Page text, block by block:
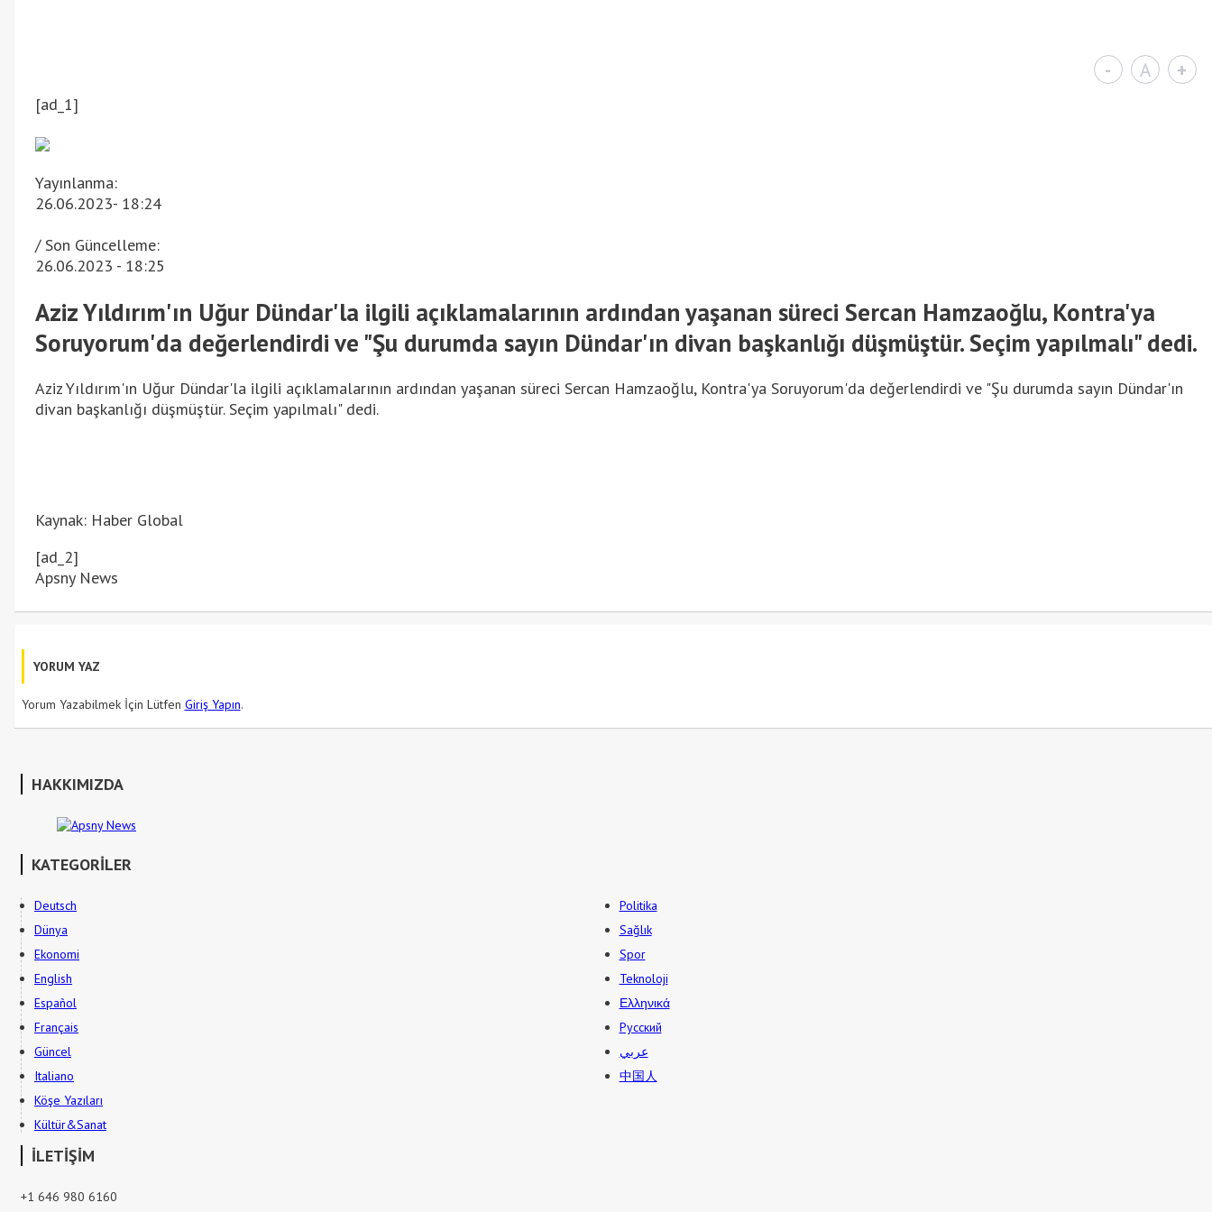
- A +
[ad_1]
Yayınlanma:
26.06.2023- 18:24
/ Son Güncelleme:
26.06.2023 - 18:25
Aziz Yıldırım'ın Uğur Dündar'la ilgili açıklamalarının ardından yaşanan süreci Sercan Hamzaoğlu, Kontra'ya
Soruyorum'da değerlendirdi ve "Şu durumda sayın Dündar'ın divan başkanlığı düşmüştür. Seçim yapılmalı" dedi.
Aziz Yıldırım'ın Uğur Dündar'la ilgili açıklamalarının ardından yaşanan süreci Sercan Hamzaoğlu, Kontra'ya Soruyorum'da değerlendirdi ve "Şu durumda sayın Dündar'ın
divan başkanlığı düşmüştür. Seçim yapılmalı" dedi.
Kaynak: Haber Global
[ad_2]
Apsny News
YORUM YAZ
Yorum Yazabilmek İçin Lütfen Giriş Yapın.
HAKKIMIZDA
KATEGORİLER
Deutsch
Dünya
Ekonomi
English
Español
Français
Güncel
Italiano
Köşe Yazıları
Kültür&Sanat
Politika
Sağlık
Spor
Teknoloji
Ελληνικά
Русский
عربي
中国人
İLETİŞİM
+1 646 980 6160